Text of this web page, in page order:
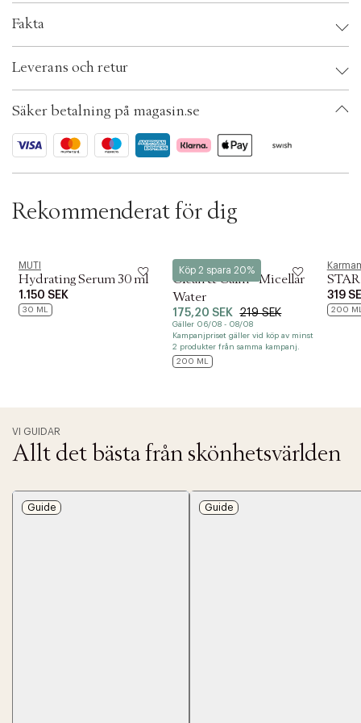
t
n
MUTI-produkter är fria från parabener, silikoner, Mineraloljor, paraffin och
PEG.
Fakta
EAN: 4260327930343
ID: AEUP47-0008
Leverans och retur
Säker betalning på magasin.se
Rekommenderat för dig
MUTI
Hydrating Serum 30 ml
1.150 SEK
30 ML
Köp 2 spara 20%
Löwengrip
Clean & Calm - Micellar
Water
175,20 SEK 219 SEK
Gäller 06/08 - 08/08
Kampanjpriset gäller vid köp av minst
2 produkter från samma kampanj.
200 ML
319
200
VI GUIDAR
Allt det bästa från skönhetsvärlden
Guide Guide